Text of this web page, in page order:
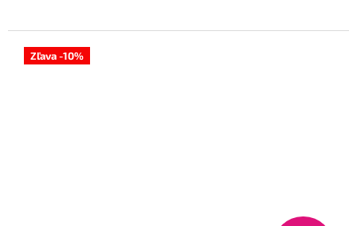
Zľava -10%